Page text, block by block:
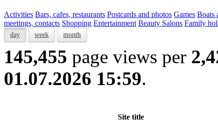
Activities Bars, cafes, restaurants Postcards and photos Games Boats
meetings, contacts Shopping Entertainment Beauty Salons Family
day week month
145,455 page views per
01.07.2026 15:59.
Site title